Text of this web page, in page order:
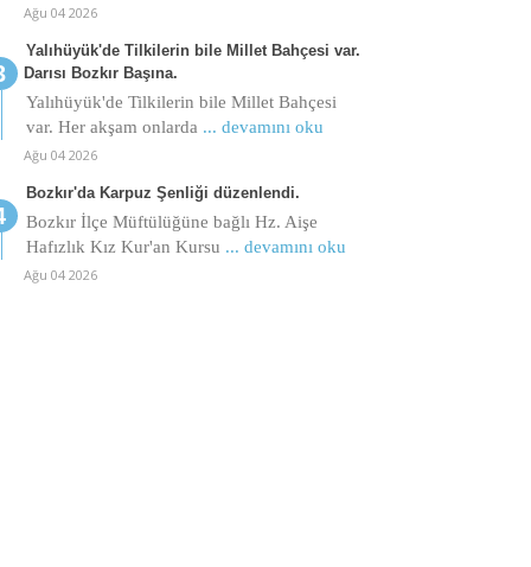
Ağu 04 2026
Yalıhüyük'de Tilkilerin bile Millet Bahçesi var.
Darısı Bozkır Başına.
Yalıhüyük'de Tilkilerin bile Millet Bahçesi
var. Her akşam onlarda ... devamını oku
Ağu 04 2026
Bozkır'da Karpuz Şenliği düzenlendi.
Bozkır İlçe Müftülüğüne bağlı Hz. Aişe
Hafızlık Kız Kur'an Kursu ... devamını oku
Ağu 04 2026